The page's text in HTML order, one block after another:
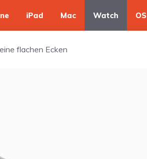
iPad Mac Watch OS
flachen Ecken